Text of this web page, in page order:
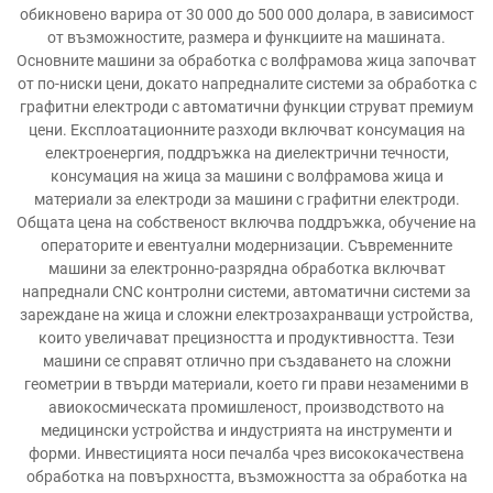
обикновено варира от 30 000 до 500 000 долара, в зависимост
от възможностите, размера и функциите на машината.
Основните машини за обработка с волфрамова жица започват
от по-ниски цени, докато напредналите системи за обработка с
графитни електроди с автоматични функции струват премиум
цени. Експлоатационните разходи включват консумация на
електроенергия, поддръжка на диелектрични течности,
консумация на жица за машини с волфрамова жица и
материали за електроди за машини с графитни електроди.
Общата цена на собственост включва поддръжка, обучение на
операторите и евентуални модернизации. Съвременните
машини за електронно-разрядна обработка включват
напреднали CNC контролни системи, автоматични системи за
зареждане на жица и сложни електрозахранващи устройства,
които увеличават прецизността и продуктивността. Тези
машини се справят отлично при създаването на сложни
геометрии в твърди материали, което ги прави незаменими в
авиокосмическата промишленост, производството на
медицински устройства и индустрията на инструменти и
форми. Инвестицията носи печалба чрез висококачествена
обработка на повърхността, възможността за обработка на